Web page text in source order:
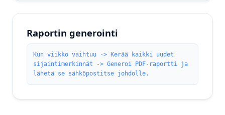
Raportin generointi
Kun viikko vaihtuu -> Kerää kaikki uudet
sijaintimerkinnät -> Generoi PDF-raportti ja
lähetä se sähköpostitse johdolle.